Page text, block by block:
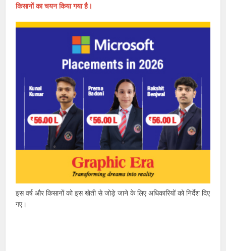
किसानों का चयन किया गया है।
इस वर्ष और किसानों को इस खेती से जोड़े जाने के लिए अधिकारियों को निर्देश दिए
गए।